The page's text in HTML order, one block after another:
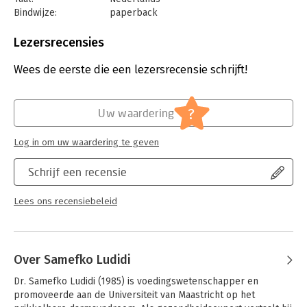
Bindwijze:
paperback
Uitgever:
Verschijningsdatum:
1-4-2019
Lezersrecensies
Wees de eerste die een lezersrecensie schrijft!
Schrijf een recensie
Lees ons recensiebeleid
Uw waardering ?
Log in om uw waardering te geven
Over Samefko Ludidi
Dr. Samefko Ludidi (1985) is voedingswetenschapper en
promoveerde aan de Universiteit van Maastricht op het